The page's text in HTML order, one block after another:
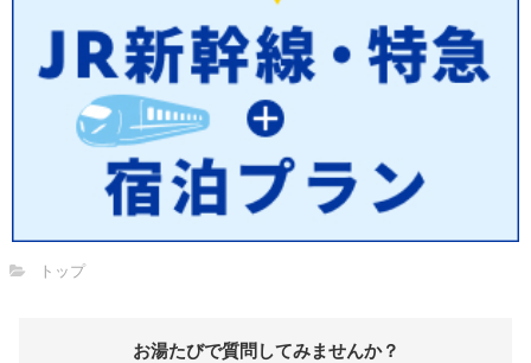
トップ
お湯たびで質問してみませんか？